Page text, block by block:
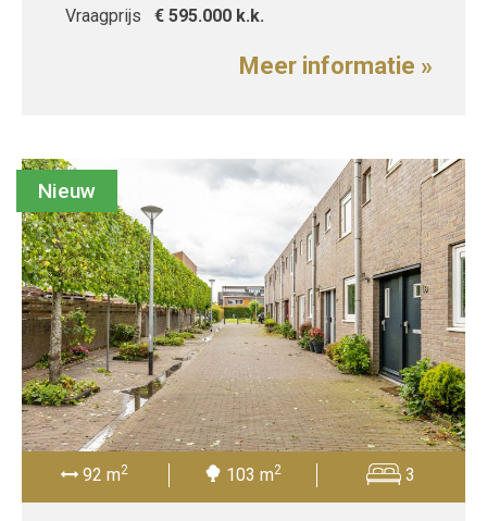
Vraagprijs
€ 595.000 k.k.
Meer informatie »
92 m2 103 m2 3
Nieuw